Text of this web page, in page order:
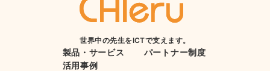
世界中の先生をICTで支えます。
製品・サービス
活用事例
パートナー制度